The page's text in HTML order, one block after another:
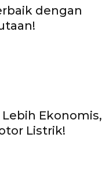
dengan
Lebih Ekonomis,
Listrik!